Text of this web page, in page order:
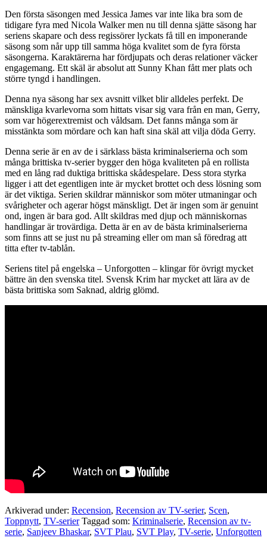
Den första säsongen med Jessica James var inte lika bra som de
tidigare fyra med Nicola Walker men nu till denna sjätte säsong har
seriens skapare och dess regissörer lyckats få till en imponerande
säsong som når upp till samma höga kvalitet som de fyra första
säsongerna. Karaktärerna har fördjupats och deras relationer väcker
engagemang. Ett skäl är absolut att Sunny Khan fått mer plats och
större tyngd i handlingen.
Denna nya säsong har sex avsnitt vilket blir alldeles perfekt. De
mänskliga kvarlevorna som hittats visar sig vara från en man, Gerry,
som var högerextremist och våldsam. Det fanns många som är
misstänkta som mördare och kan haft sina skäl att vilja döda Gerry.
Denna serie är en av de i särklass bästa kriminalserierna och som
många brittiska tv-serier bygger den höga kvaliteten på en rollista
med en lång rad duktiga brittiska skådespelare. Dess stora styrka
ligger i att det egentligen inte är mycket brottet och dess lösning som
är det viktiga. Serien skildrar människor som möter utmaningar och
svårigheter och agerar högst mänskligt. Det är ingen som är genuint
ond, ingen är bara god. Allt skildras med djup och människornas
handlingar är trovärdiga. Detta är en av de bästa kriminalserierna
som finns att se just nu på streaming eller om man så föredrag att
titta efter tv-tablån.
Seriens titel på engelska – Unforgotten – klingar för övrigt mycket
bättre än den svenska titel. Svensk Krim har mycket att lära av de
bästa brittiska som Saknad, aldrig glömd.
Arkiverad under: Recension, Recension av TV-serier, Scen,
Toppnytt, TV-serier Taggad som: Kriminalserie, Recension av tv-
serie, Sanjeev Bhaskar, SVT Plau, SVT Play, TV-serie, Unforgotten